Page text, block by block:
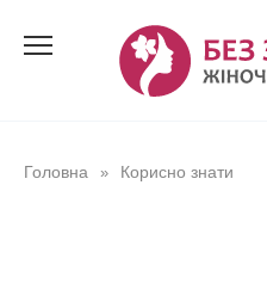
Головна » Корисно знати